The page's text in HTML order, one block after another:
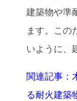
建築物や準
ます。この
いように、
関連記事：
る耐火建築